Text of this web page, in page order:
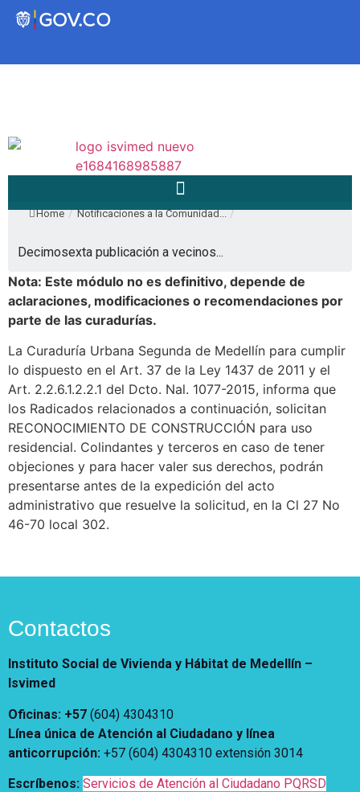
Instituto Social de Vivienda y
Servicios
Vivienda
Vivienda Nueva
Vivienda un proyecto
familiar
Titulación
Arrendamiento temporal
Reconocimiento de
Edificaciones – C0
Acompañamiento Social
Notificaciones
Convocatorias
Nosotros
¿Qué es el ISVIMED?
Plan de Desarrollo
Rendición de cuentas
Directorio de servidores
Encuesta de Percepción
Opciones de accesibilidad
A+ A A-
Tamaño de la
Home / Notificaciones a la Comunidad... /
Decimosexta publicación a vecinos...
Nota: Este módulo no es definitivo, depende de
aclaraciones, modificaciones o recomendaciones por
parte de las curadurías.
La Curaduría Urbana Segunda de Medellín para cumplir
lo dispuesto en el Art. 37 de la Ley 1437 de 2011 y el
Art. 2.2.6.1.2.2.1 del Dcto. Nal. 1077-2015, informa que
los Radicados relacionados a continuación, solicitan
RECONOCIMIENTO DE CONSTRUCCIÓN para uso
residencial. Colindantes y terceros en caso de tener
objeciones y para hacer valer sus derechos, podrán
presentarse antes de la expedición del acto
administrativo que resuelve la solicitud, en la Cl 27 No
46-70 local 302.
Contactos
Instituto Social de Vivienda y Hábitat de Medellín –
Isvimed
Oficinas: +57 (604) 4304310
Línea única de Atención al Ciudadano y línea
anticorrupción: +57 (604) 4304310 extensión 3014
Escríbenos: Servicios de Atención al Ciudadano PQRSD